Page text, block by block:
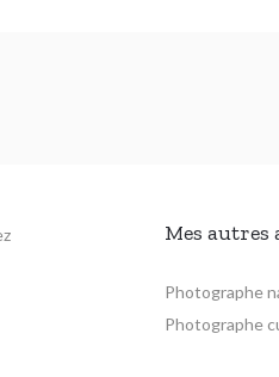
Mes autres
Photographe
Photographe